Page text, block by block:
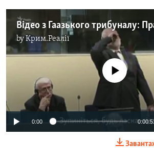
byКрим.Реалії
No media source currently
0:00